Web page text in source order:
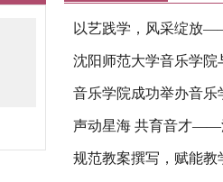
以艺践学，风采绽放
沈阳师范大学音乐学
音乐学院成功举办音
声动星海 共育音才——
规范教案撰写，赋能